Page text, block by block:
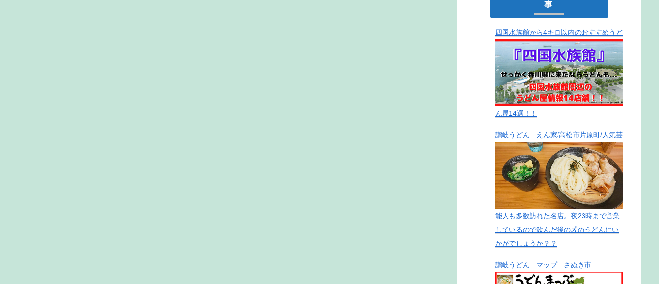
事
四国水族館から4キロ以内のおすすめうど
ん屋14選！！
讃岐うどん えん家/高松市片原町/人気芸
能人も多数訪れた名店。夜23時まで営業
しているので飲んだ後の〆のうどんにい
かがでしょうか？？
讃岐うどん マップ さぬき市